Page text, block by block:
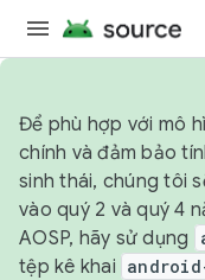
Để phù hợp với mô
chính và đảm bảo
sinh thái, chúng tôi
vào quý 2 và quý 4
AOSP, hãy sử dụng
tệp kê khai